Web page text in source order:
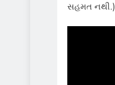
સહમત નથી.)